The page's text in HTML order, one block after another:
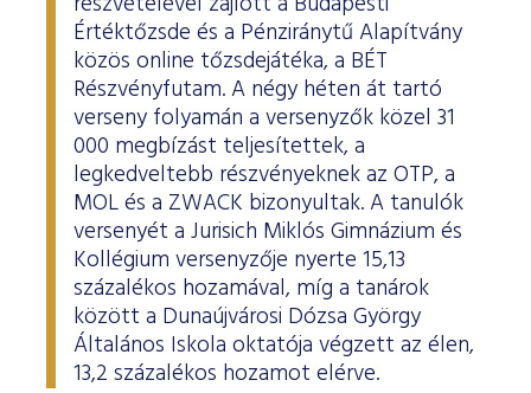
Értéktőzsde és a Pénziránytű Alapítvány
közös online tőzsdejátéka, a BÉT
Részvényfutam. A négy héten át tartó
verseny folyamán a versenyzők közel 31
000 megbízást teljesítettek, a
legkedveltebb részvényeknek az OTP, a
MOL és a ZWACK bizonyultak. A tanulók
versenyét a Jurisich Miklós Gimnázium és
Kollégium versenyzője nyerte 15,13
százalékos hozamával, míg a tanárok
között a Dunaújvárosi Dózsa György
Általános Iskola oktatója végzett az élen,
13,2 százalékos hozamot elérve.